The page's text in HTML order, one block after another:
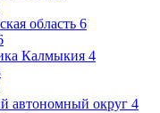
область 6
Калмыкия 4
автономный округ 4